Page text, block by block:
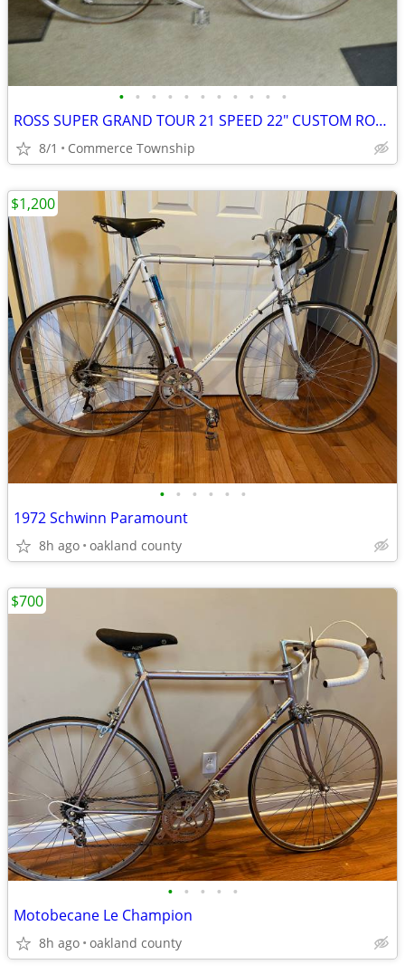
• • • • • • • • • • •
ROSS SUPER GRAND TOUR 21 SPEED 22" CUSTOM ROAD BIKE
8/1 Commerce Township
• • • • • •
1972 Schwinn Paramount
8h ago oakland county
$1,200
• • • • •
Motobecane Le Champion
8h ago oakland county
$700